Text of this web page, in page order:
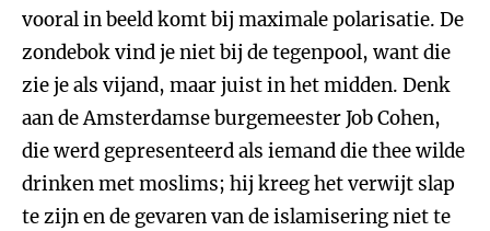
vooral in beeld komt bij maximale polarisatie. De
zondebok vind je niet bij de tegenpool, want die
zie je als vijand, maar juist in het midden. Denk
aan de Amsterdamse burgemeester Job Cohen,
die werd gepresenteerd als iemand die thee wilde
drinken met moslims; hij kreeg het verwijt slap
te zijn en de gevaren van de islamisering niet te